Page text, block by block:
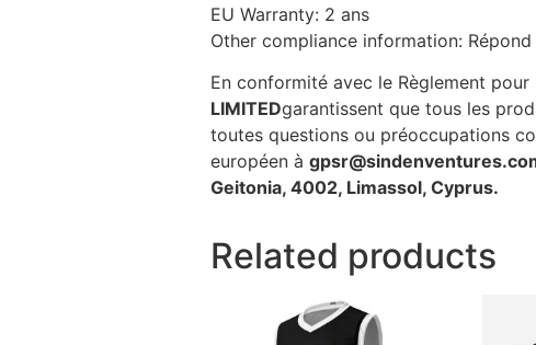
EU Warranty: 2 ans
Other compliance information:
En conformité avec le Règlement pour
LIMITEDgarantissent que tous les
toutes questions ou préoccupations
européen à
Geitonia, 4002, Limassol, Cyprus.
Related products